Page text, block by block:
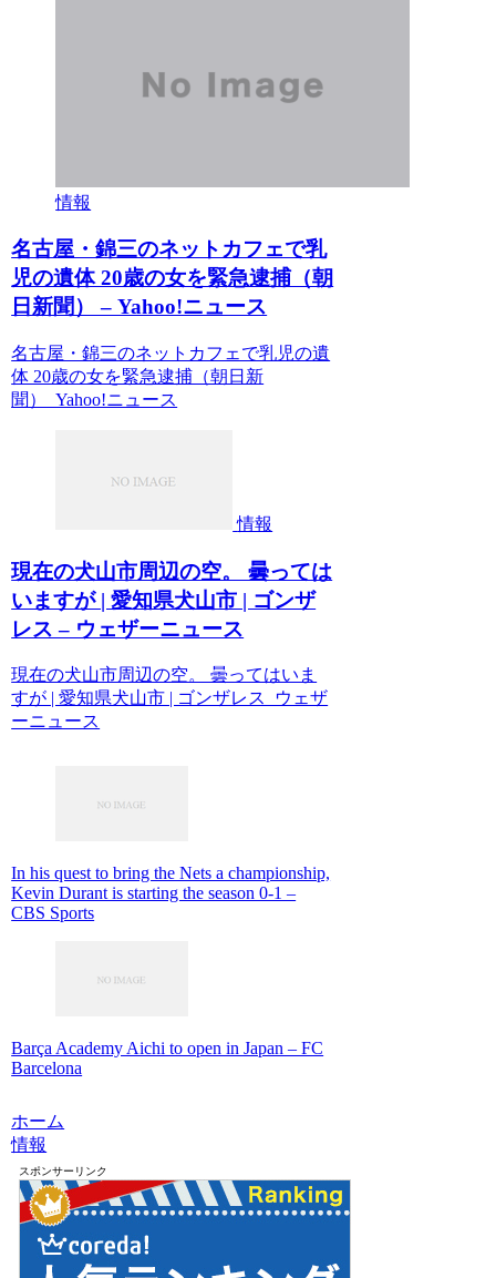
情報
名古屋・錦三のネットカフェで乳
児の遺体 20歳の女を緊急逮捕（朝
日新聞） – Yahoo!ニュース
名古屋・錦三のネットカフェで乳児の遺
体 20歳の女を緊急逮捕（朝日新
聞） Yahoo!ニュース
情報
現在の犬山市周辺の空。 曇っては
いますが | 愛知県犬山市 | ゴンザ
レス – ウェザーニュース
現在の犬山市周辺の空。 曇ってはいま
すが | 愛知県犬山市 | ゴンザレス ウェザ
ーニュース
In his quest to bring the Nets a championship,
Kevin Durant is starting the season 0-1 –
CBS Sports
Barça Academy Aichi to open in Japan – FC
Barcelona
ホーム
情報
スポンサーリンク